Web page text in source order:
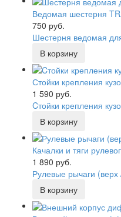
Ведомая шестерня
750 руб.
Шестерня ведомая
Стойки крепления
1 590 руб.
Cтойки крепления
Качалки и тяги
1 890 руб.
Рулевые рычаги